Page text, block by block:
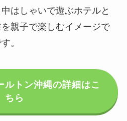
はしゃいで遊ぶホテルと
親子で楽しむイメージで
。
ルトン沖縄の詳細はこ
ちら